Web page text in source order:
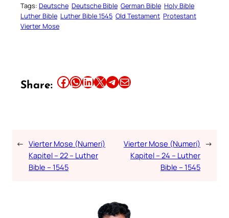
Tags: Deutsche Deutsche Bible German Bible Holy Bible
Luther Bible Luther Bible 1545 Old Testament Protestant
Vierter Mose
Share: Share this article on Facebook Share this article on WhatsApp Share this article on LinkedIn Share this article on X Share this article on TelegramEmail this Article
← Vierter Mose (Numeri)
Kapitel – 22 – Luther
Bible – 1545
Vierter Mose (Numeri)
Kapitel – 24 – Luther
Bible – 1545
→